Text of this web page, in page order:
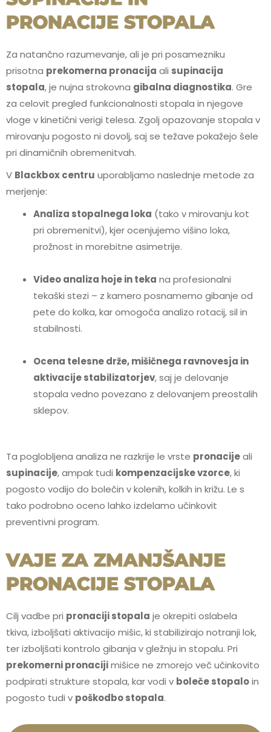
PRONACIJE STOPALA
Za natančno razumevanje, ali je pri posamezniku
prisotna prekomerna pronacija ali supinacija
stopala, je nujna strokovna gibalna diagnostika. Gre
za celovit pregled funkcionalnosti stopala in njegove
vloge v kinetični verigi telesa. Zgolj opazovanje stopala v
mirovanju pogosto ni dovolj, saj se težave pokažejo šele
pri dinamičnih obremenitvah.
V Blackbox centru uporabljamo naslednje metode za
merjenje:
Analiza stopalnega loka (tako v mirovanju kot
pri obremenitvi), kjer ocenjujemo višino loka,
prožnost in morebitne asimetrije.
Video analiza hoje in teka na profesionalni
tekaški stezi – z kamero posnamemo gibanje od
pete do kolka, kar omogoča analizo rotacij, sil in
stabilnosti.
Ocena telesne drže, mišičnega ravnovesja in
aktivacije stabilizatorjev, saj je delovanje
stopala vedno povezano z delovanjem preostalih
sklepov.
Ta poglobljena analiza ne razkrije le vrste pronacijeali
supinacije, ampak tudi kompenzacijske vzorce, ki
pogosto vodijo do bolečin v kolenih, kolkih in križu. Le s
tako podrobno oceno lahko izdelamo učinkovit
preventivni program.
VAJE ZA ZMANJŠANJE
PRONACIJE STOPALA
Cilj vadbe pri pronaciji stopala je okrepiti oslabela
tkiva, izboljšati aktivacijo mišic, ki stabilizirajo notranji lok,
ter izboljšati kontrolo gibanja v gležnju in stopalu. Pri
prekomerni pronacijimišice ne zmorejo več učinkovito
podpirati strukture stopala, kar vodi v boleče stopaloin
pogosto tudi v poškodbo stopala.